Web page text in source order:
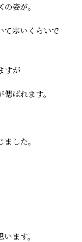
の姿が。
て寒いくらいで
すが
ばれます。
した。
ます。